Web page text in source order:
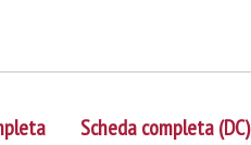
Scheda completa (DC)